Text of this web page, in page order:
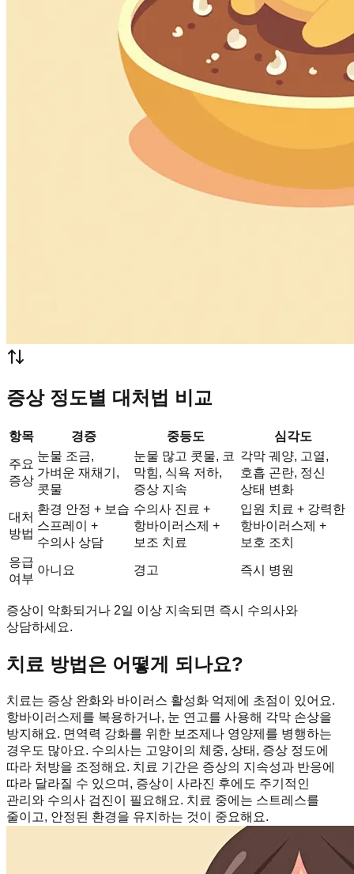
증상 정도별 대처법 비교
항목 경증 중등도 심각도
주요
증상
눈물 조금,
가벼운 재채기,
콧물
눈물 많고 콧물, 코
막힘, 식욕 저하,
증상 지속
각막 궤양, 고열,
호흡 곤란, 정신
상태 변화
대처
방법
환경 안정 + 보습
스프레이 +
수의사 상담
수의사 진료 +
항바이러스제 +
보조 치료
입원 치료 + 강력한
항바이러스제 +
보호 조치
응급
여부
아니요 경고 즉시 병원
증상이 악화되거나 2일 이상 지속되면 즉시 수의사와
상담하세요.
치료 방법은 어떻게 되나요?
치료는 증상 완화와 바이러스 활성화 억제에 초점이 있어요.
항바이러스제를 복용하거나, 눈 연고를 사용해 각막 손상을
방지해요. 면역력 강화를 위한 보조제나 영양제를 병행하는
경우도 많아요. 수의사는 고양이의 체중, 상태, 증상 정도에
따라 처방을 조정해요. 치료 기간은 증상의 지속성과 반응에
따라 달라질 수 있으며, 증상이 사라진 후에도 주기적인
관리와 수의사 검진이 필요해요. 치료 중에는 스트레스를
줄이고, 안정된 환경을 유지하는 것이 중요해요.